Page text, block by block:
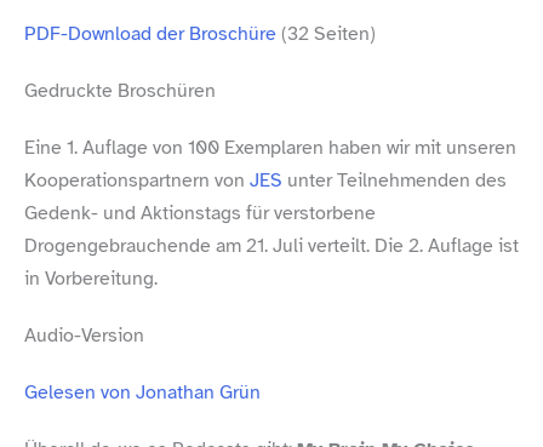
PDF-​Download der Broschüre(32 Seiten)
Gedruckte Broschüren
Eine 1. Auflage von 100 Exemplaren haben wir mit unseren
Kooperationspartnern von JES unter Teilnehmenden des
Gedenk- und Aktionstags für verstorbene
Drogengebrauchende am 21. Juli verteilt. Die 2. Auflage ist
in Vorbereitung.
Audio-​Version
Gelesen von Jonathan Grün